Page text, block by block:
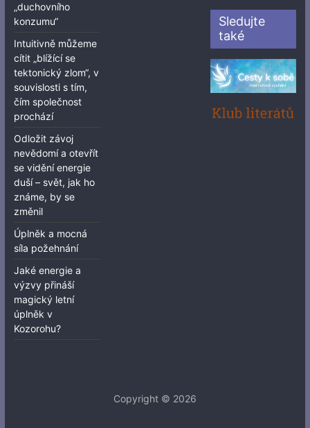
„duchovního
konzumu“
Intuitivně můžeme
cítit „blížící se
tektonický zlom“, v
souvislosti s tím,
čím společnost
prochází
Odložit závoj
nevědomí a otevřít
se vidění energie
duší – svět, jak ho
známe, by se
změnil
Úplněk a mocná
síla požehnání
Jaké energie a
výzvy přináší
magický letní
úplněk v
Kozorohu?
Sledujte
také
Copyright © 2026